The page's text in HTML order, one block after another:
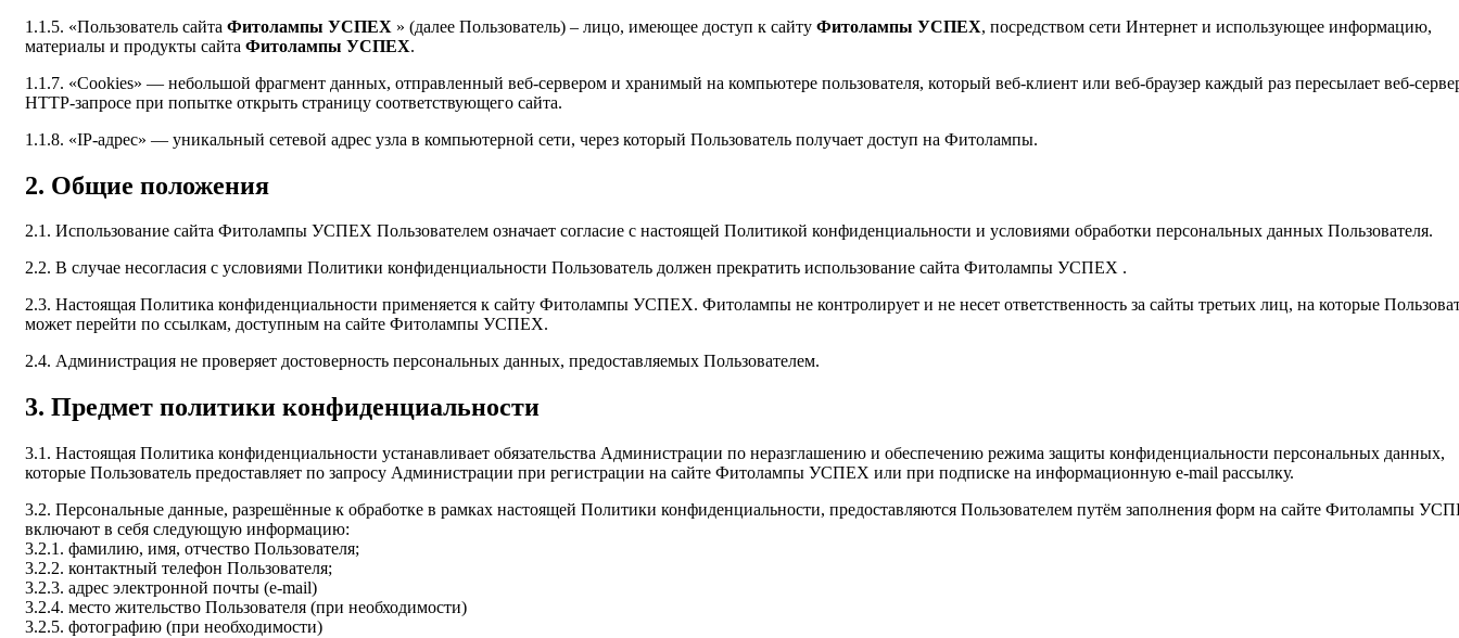
1.1.5. «Пользователь сайта Фитолампы УСПЕХ » (далее Пользователь) – лицо, имеющее доступ к сайту Фитолампы УСПЕХ, посредством сети Интернет и использующее информацию,
материалы и продукты сайта Фитолампы УСПЕХ.
1.1.7. «Cookies» — небольшой фрагмент данных, отправленный веб-сервером и хранимый на компьютере пользователя, который веб-клиент или веб-браузер каждый раз пересылает веб-
HTTP-запросе при попытке открыть страницу соответствующего сайта.
1.1.8. «IP-адрес» — уникальный сетевой адрес узла в компьютерной сети, через который Пользователь получает доступ на Фитолампы.
2. Общие положения
2.1. Использование сайта Фитолампы УСПЕХ Пользователем означает согласие с настоящей Политикой конфиденциальности и условиями обработки персональных данных Пользователя.
2.2. В случае несогласия с условиями Политики конфиденциальности Пользователь должен прекратить использование сайта Фитолампы УСПЕХ .
2.3. Настоящая Политика конфиденциальности применяется к сайту Фитолампы УСПЕХ. Фитолампы не контролирует и не несет ответственность за сайты третьих лиц, на которые
может перейти по ссылкам, доступным на сайте Фитолампы УСПЕХ.
2.4. Администрация не проверяет достоверность персональных данных, предоставляемых Пользователем.
3. Предмет политики конфиденциальности
3.1. Настоящая Политика конфиденциальности устанавливает обязательства Администрации по неразглашению и обеспечению режима защиты конфиденциальности персональных данных,
которые Пользователь предоставляет по запросу Администрации при регистрации на сайте Фитолампы УСПЕХ или при подписке на информационную e-mail рассылку.
3.2. Персональные данные, разрешённые к обработке в рамках настоящей Политики конфиденциальности, предоставляются Пользователем путём заполнения форм на сайте Фитолампы
включают в себя следующую информацию:
3.2.1. фамилию, имя, отчество Пользователя;
3.2.2. контактный телефон Пользователя;
3.2.3. адрес электронной почты (e-mail)
3.2.4. место жительство Пользователя (при необходимости)
3.2.5. фотографию (при необходимости)